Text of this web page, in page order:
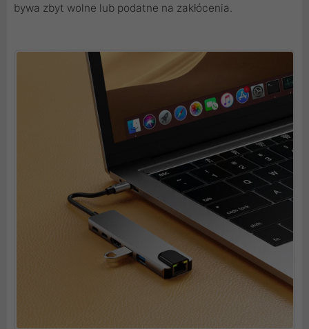
bywa zbyt wolne lub podatne na zakłócenia.